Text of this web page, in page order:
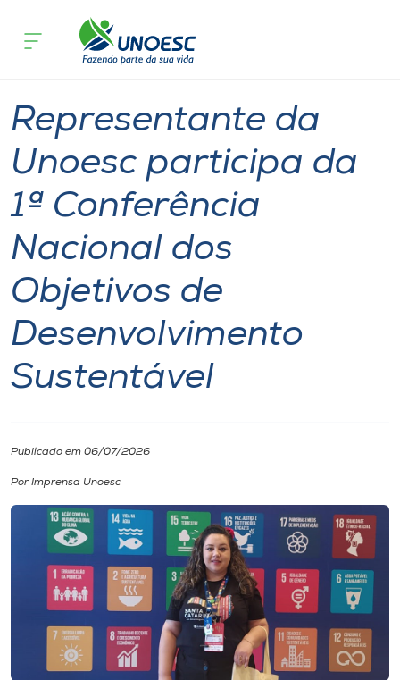
Cursos
Pesquisa
Atendimento ao Estudante
Portal de Ensino
Unoesc
Internacionalização
Diplomados
Cultura
Biblioteca
Sustentabilidade
Representante da
Unoesc participa da
1ª Conferência
Nacional dos
Objetivos de
Desenvolvimento
Sustentável
Publicado em 06/07/2026
Por Imprensa Unoesc